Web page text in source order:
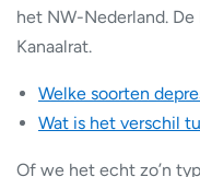
het NW-Nederland.
Kanaalrat.
Welke soorten
Wat is het verschil
Of we het echt zo’n